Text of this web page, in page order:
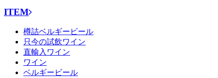
ITEM
樽詰ベルギービール
只今の試飲ワイン
直輸入ワイン
ワイン
ベルギービール